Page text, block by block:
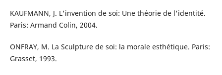
KAUFMANN, J. L'invention de soi: Une théorie de l'identité.
Paris: Armand Colin, 2004.
ONFRAY, M. La Sculpture de soi: la morale esthétique. Paris:
Grasset, 1993.